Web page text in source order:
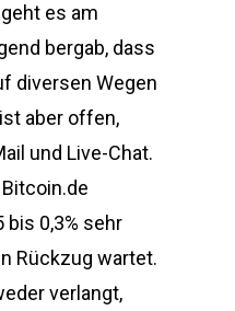
es am
bergab, dass
diversen Wegen
aber offen,
und Live-Chat.
bis 0,3% sehr
Rückzug wartet.
verlangt,